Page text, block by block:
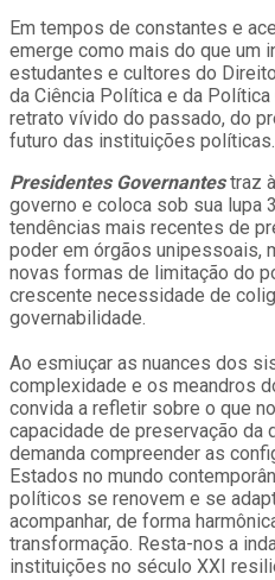
Em tempos de constantes e
emerge como mais do que um
estudantes e cultores do
da Ciência Política e da Política
retrato vívido do passado, do
futuro das instituições políticas.
Presidentes Governantestraz
governo e coloca sob sua lupa
tendências mais recentes de
poder em órgãos unipessoais,
novas formas de limitação do
crescente necessidade de
governabilidade.
Ao esmiuçar as nuances dos
complexidade e os meandros
convida a refletir sobre o que
capacidade de preservação da
demanda compreender as
Estados no mundo
políticos se renovem e se
acompanhar, de forma
transformação. Resta-nos a
instituições no século XXI